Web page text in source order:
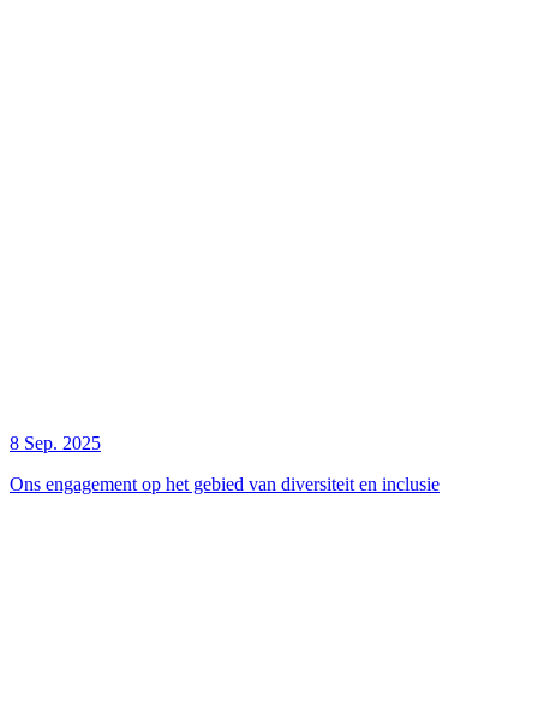
8 Sep. 2025
Ons engagement op het gebied van diversiteit en inclusie